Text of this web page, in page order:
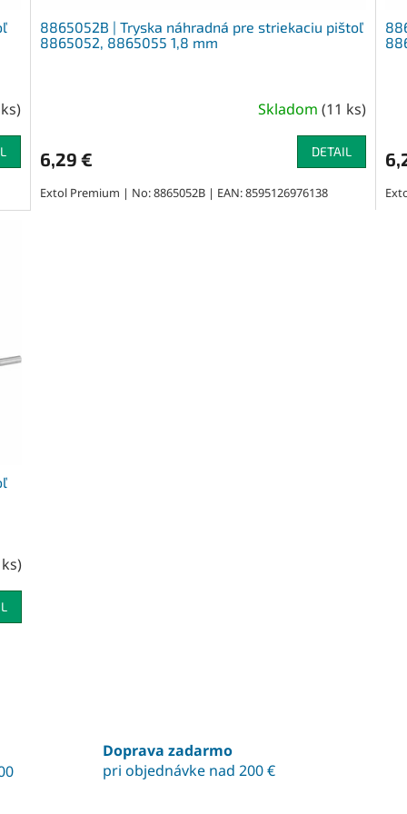
)
8865052B | Tryska náhradná pre striekaciu pištoľ
8865052, 8865055 1,8 mm
Skladom (11 ks)
6,29 € DETAIL
Extol Premium | No: 8865052B | EAN: 8595126976138
)
d
a
Doprava zadarmo
pri objednávke nad 200 €